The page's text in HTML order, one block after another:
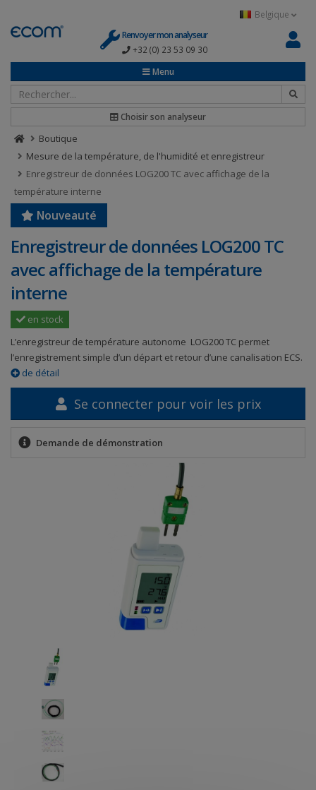
Belgique
Renvoyer mon analyseur
+32 (0) 23 53 09 30
Menu
Choisir son analyseur
Boutique
Mesure de la température, de l'humidité et enregistreur
Enregistreur de données LOG200 TC avec affichage de la
température interne
Nouveauté
Enregistreur de données LOG200 TC
avec affichage de la température
interne
en stock
L’enregistreur de température autonome LOG200 TC permet
l’enregistrement simple d’un départ et retour d’une canalisation ECS.
de détail
Se connecter pour voir les prix
Demande de démonstration